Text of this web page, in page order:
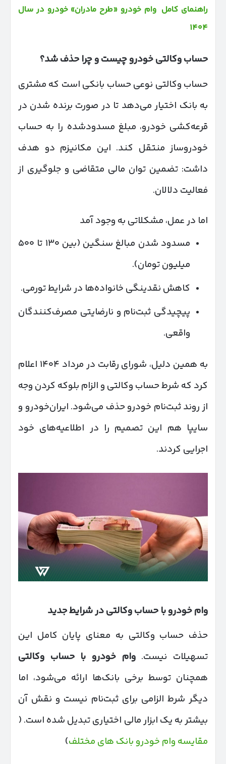
راهنمای کامل وام خودرو «طرح مادران» خودرو در سال
۱۴۰۴
حساب وکالتی خودرو چیست و چرا حذف شد؟
حساب وکالتی نوعی حساب بانکی است که مشتری
به بانک اختیار می‌دهد تا در صورت برنده شدن در
قرعه‌کشی خودرو، مبلغ مسدودشده را به حساب
خودروساز منتقل کند. این مکانیزم دو هدف
داشت: تضمین توان مالی متقاضی و جلوگیری از
فعالیت دلالان.
اما در عمل، مشکلاتی به وجود آمد
مسدود شدن مبالغ سنگین (بین ۱۳۰ تا ۵۰۰
میلیون تومان).
کاهش نقدینگی خانواده‌ها در شرایط تورمی.
پیچیدگی ثبت‌نام و نارضایتی مصرف‌کنندگان
واقعی.
به همین دلیل، شورای رقابت در مرداد ۱۴۰۴ اعلام
کرد که شرط حساب وکالتی و الزام بلوکه کردن وجه
از روند ثبت‌نام خودرو حذف می‌شود. ایران‌خودرو و
سایپا هم این تصمیم را در اطلاعیه‌های خود
اجرایی کردند.
وام خودرو با حساب وکالتی در شرایط جدید
حذف حساب وکالتی به معنای پایان کامل این
تسهیلات نیست.وام خودرو با حساب وکالتی
همچنان توسط برخی بانک‌ها ارائه می‌شود، اما
دیگر شرط الزامی برای ثبت‌نام نیست و نقش آن
بیشتر به یک ابزار مالی اختیاری تبدیل شده است. (
مقایسه وام خودرو بانک‌ های مختلف)